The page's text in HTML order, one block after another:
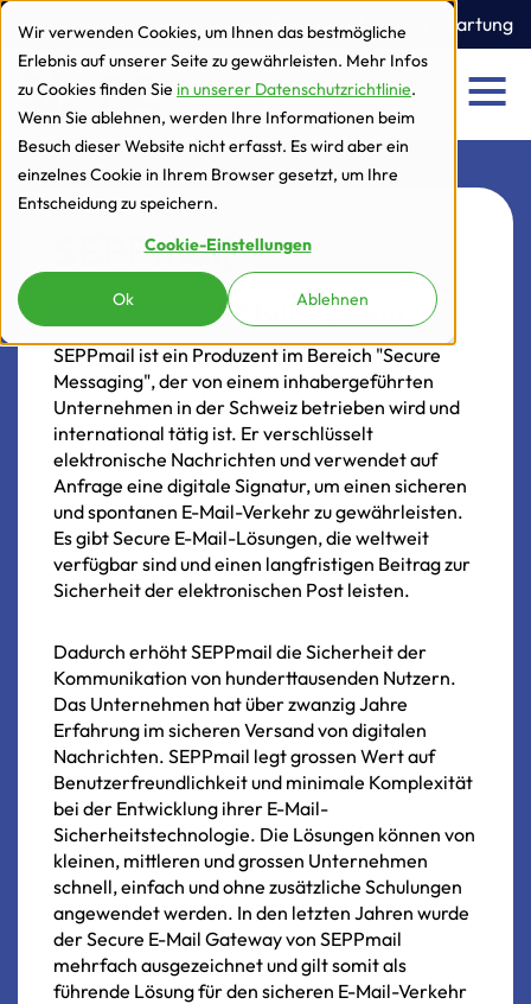
Wir verwenden Cookies, um Ihnen das bestmögliche
Erlebnis auf unserer Seite zu gewährleisten. Mehr Infos
zu Cookies finden Sie in unserer Datenschutzrichtlinie.
Wenn Sie ablehnen, werden Ihre Informationen beim
Besuch dieser Website nicht erfasst. Es wird aber ein
einzelnes Cookie in Ihrem Browser gesetzt, um Ihre
Entscheidung zu speichern.
Cookie-Einstellungen
Ok Ablehnen
zur Navigation
zum Inhalt
Ticket Fernwartung
Menu
SEPPmail
als sicheres E-Mail-System
SEPPmail istein Produzent im Bereich "Secure
Messaging",dervon einem inhabergeführten
Unternehmen in derSchweiz betrieben wirdund
international tätig ist. Erverschlüsselt
elektronische Nachrichten undverwendetauf
Anfrage eine digitale Signatur,um einen sicheren
undspontanen E-Mail-Verkehrzugewährleisten.
EsgibtSecure E-Mail-Lösungen,die weltweit
verfügbarsindundeinen langfristigen Beitragzur
Sicherheitderelektronischen Post leisten.
Dadurch erhöhtSEPPmail die Sicherheitder
Kommunikation von hunderttausenden Nutzern.
Das Unternehmen hatüber zwanzigJahre
Erfahrung im sicheren Versandvon digitalen
Nachrichten. SEPPmail legtgrossen Wertauf
Benutzerfreundlichkeitund minimale Komplexität
bei der Entwicklung ihrer E-Mail-
Sicherheitstechnologie. Die Lösungen können von
kleinen, mittleren undgrossen Unternehmen
schnell,einfach undohne zusätzliche Schulungen
angewendetwerden. In den letzten Jahren wurde
derSecure E-Mail Gatewayvon SEPPmail
mehrfach ausgezeichnetundgiltsomitals
führende Lösungfürden sicheren E-Mail-Verkehr